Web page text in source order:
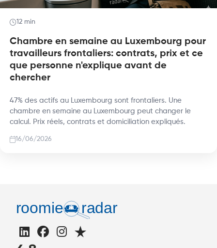
12 min
Chambre en semaine au Luxembourg pour
travailleurs frontaliers: contrats, prix et ce
que personne n'explique avant de
chercher
47% des actifs au Luxembourg sont frontaliers. Une
chambre en semaine au Luxembourg peut changer le
calcul. Prix réels, contrats et domiciliation expliqués.
16/06/2026